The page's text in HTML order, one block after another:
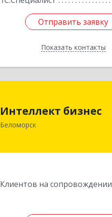
Отправить заявку
Показать контакты
Отправить заявку
Назад
Интеллект бизнес
Беломорск
Клиентов на сопровождении